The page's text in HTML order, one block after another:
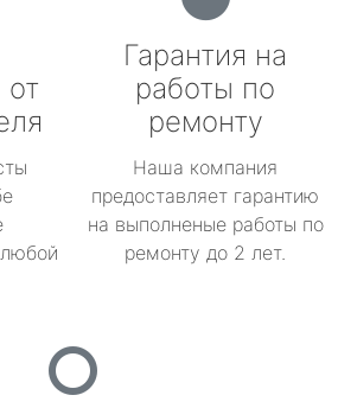
от
Гарантия на
работы по
ремонту
Наша компания
предоставляет гарантию
на выполненые работы по
ремонту до 2 лет.